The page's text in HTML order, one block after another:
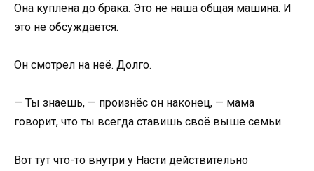
Она куплена до брака. Это не наша общая машина. И
это не обсуждается.
Он смотрел на неё. Долго.
— Ты знаешь, — произнёс он наконец, — мама
говорит, что ты всегда ставишь своё выше семьи.
Вот тут что-то внутри у Насти действительно